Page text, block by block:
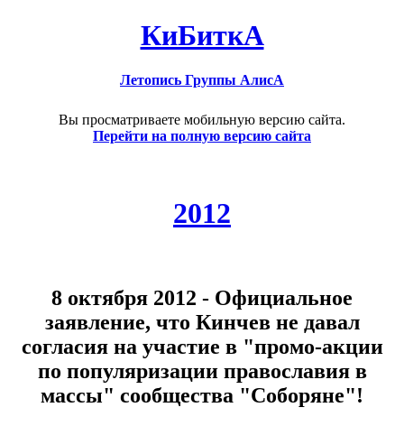
КиБиткА
Летопись Группы АлисА
Вы просматриваете мобильную версию сайта.
Перейти на полную версию сайта
2012
8 октября 2012 - Официальное
заявление, что Кинчев не давал
согласия на участие в "промо-акции
по популяризации православия в
массы" сообщества "Соборяне"!